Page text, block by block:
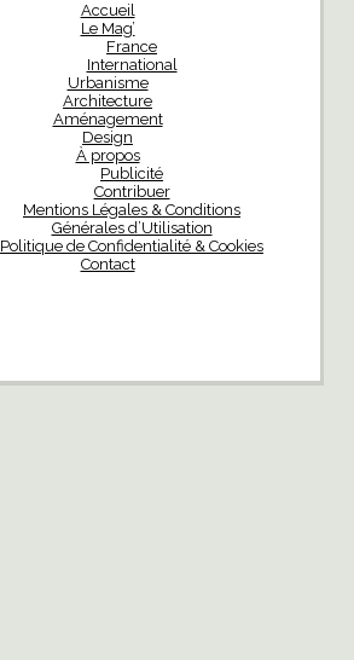
Accueil
Le Mag’
France
International
Urbanisme
Architecture
Aménagement
Design
À propos
Publicité
Contribuer
Mentions Légales & Conditions
Générales d’Utilisation
Politique de Confidentialité & Cookies
Contact